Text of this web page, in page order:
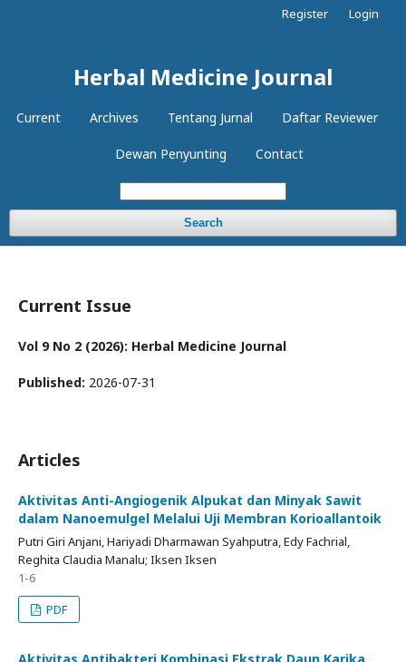
Herbal Medicine Journal
Current Archives Tentang Jurnal Daftar Reviewer
Dewan Penyunting Contact
Search
Register Login
Current Issue
Vol 9 No 2 (2026): Herbal Medicine Journal
Published: 2026-07-31
Articles
Aktivitas Anti-Angiogenik Alpukat dan Minyak Sawit
dalam Nanoemulgel Melalui Uji Membran Korioallantoik
Putri Giri Anjani, Hariyadi Dharmawan Syahputra, Edy Fachrial,
Reghita Claudia Manalu; Iksen Iksen
1-6
PDF